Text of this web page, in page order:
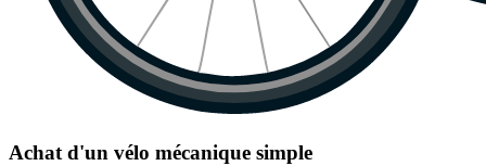
Achat d'un vélo mécanique simple